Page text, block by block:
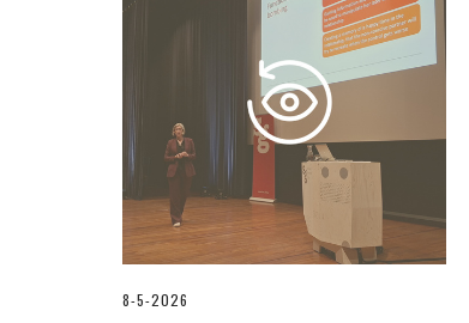
8-5-2026